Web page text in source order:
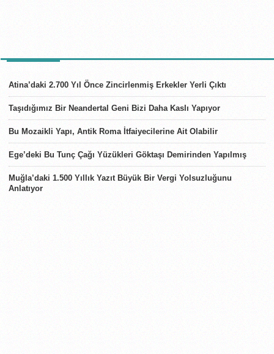
Atina’daki 2.700 Yıl Önce Zincirlenmiş Erkekler Yerli Çıktı
Taşıdığımız Bir Neandertal Geni Bizi Daha Kaslı Yapıyor
Bu Mozaikli Yapı, Antik Roma İtfaiyecilerine Ait Olabilir
Ege’deki Bu Tunç Çağı Yüzükleri Göktaşı Demirinden Yapılmış
Muğla’daki 1.500 Yıllık Yazıt Büyük Bir Vergi Yolsuzluğunu
Anlatıyor